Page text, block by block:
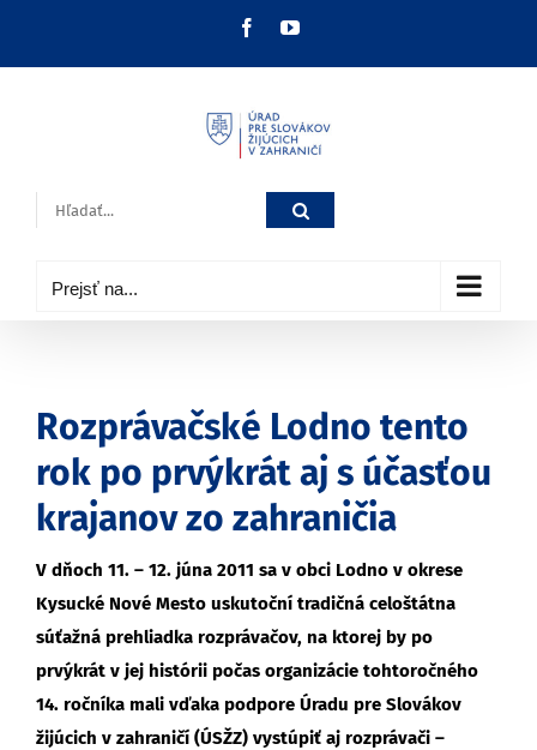
FacebookYouTube
Hľadať:
Prejsť na...
Rozprávačské Lodno tento
rok po prvýkrát aj s účasťou
krajanov zo zahraničia
V dňoch 11. – 12. júna 2011 sa v obci Lodno v okrese
Kysucké Nové Mesto uskutoční tradičná celoštátna
súťažná prehliadka rozprávačov, na ktorej by po
prvýkrát v jej histórii počas organizácie tohtoročného
14. ročníka mali vďaka podpore Úradu pre Slovákov
žijúcich v zahraničí (ÚSŽZ) vystúpiť aj rozprávači –